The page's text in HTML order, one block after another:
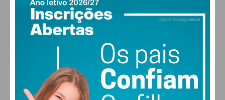
17°
broken clouds
MAX 17 • MIN 17
28° 27 28 ° 29 °